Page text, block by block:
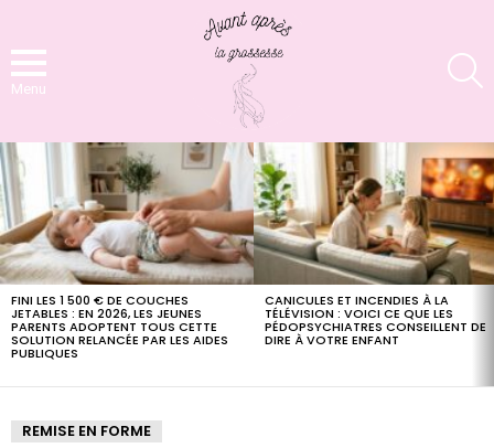
Menu
LATEST
STORIES
FINI LES 1 500 € DE COUCHES
JETABLES : EN 2026, LES JEUNES
PARENTS ADOPTENT TOUS CETTE
SOLUTION RELANCÉE PAR LES AIDES
PUBLIQUES
CANICULES ET INCENDIES À LA
TÉLÉVISION : VOICI CE QUE LES
PÉDOPSYCHIATRES CONSEILLENT DE
DIRE À VOTRE ENFANT
REMISE EN FORME